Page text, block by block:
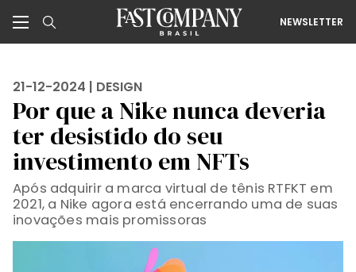
NEWSLETTER
21-12-2024 | DESIGN
Por que a Nike nunca deveria
ter desistido do seu
investimento em NFTs
Após adquirir a marca virtual de tênis RTFKT em
2021, a Nike agora está encerrando uma de suas
inovações mais promissoras